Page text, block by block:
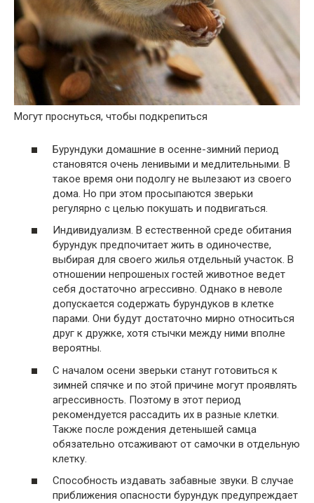
Могут проснуться, чтобы подкрепиться
Бурундуки домашние в осенне-зимний период
становятся очень ленивыми и медлительными. В
такое время они подолгу не вылезают из своего
дома. Но при этом просыпаются зверьки
регулярно с целью покушать и подвигаться.
Индивидуализм. В естественной среде обитания
бурундук предпочитает жить в одиночестве,
выбирая для своего жилья отдельный участок. В
отношении непрошеных гостей животное ведет
себя достаточно агрессивно. Однако в неволе
допускается содержать бурундуков в клетке
парами. Они будут достаточно мирно относиться
друг к дружке, хотя стычки между ними вполне
вероятны.
С началом осени зверьки станут готовиться к
зимней спячке и по этой причине могут проявлять
агрессивность. Поэтому в этот период
рекомендуется рассадить их в разные клетки.
Также после рождения детенышей самца
обязательно отсаживают от самочки в отдельную
клетку.
Способность издавать забавные звуки. В случае
приближения опасности бурундук предупреждает